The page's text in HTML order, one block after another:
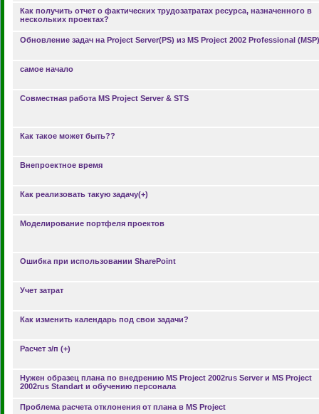
Как получить отчет о фактических трудозатратах ресурса, назначенного в
нескольких проектах?
Обновление задач на Project Server(PS) из MS Project 2002 Professional (MSP)
самое начало
Совместная работа MS Project Server & STS
Как такое может быть??
Внепроектное время
Как реализовать такую задачу(+)
Моделирование портфеля проектов
Ошибка при использовании SharePoint
Учет затрат
Как изменить календарь под свои задачи?
Расчет з/п (+)
Нужен образец плана по внедрению MS Project 2002rus Server и MS Project
2002rus Standart и обучению персонала
Проблема расчета отклонения от плана в MS Project